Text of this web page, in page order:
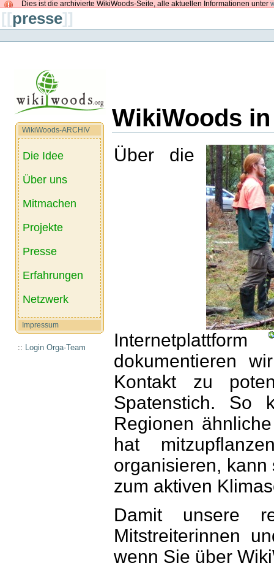
Dies ist die archivierte WikiWoods-Seite, alle aktuellen Informationen unter
[[presse]]
WikiWoods-ARCHIV
Die Idee
Über uns
Mitmachen
Projekte
Presse
Erfahrungen
Netzwerk
Impressum
:: Login Orga-Team
WikiWoods
Über die
Internetplattform
dokumentieren
Kontakt zu
Spatenstich. So
Regionen
hat
organisieren,
zum aktiven
Damit unsere
Mitstreiterinnen
wenn Sie über